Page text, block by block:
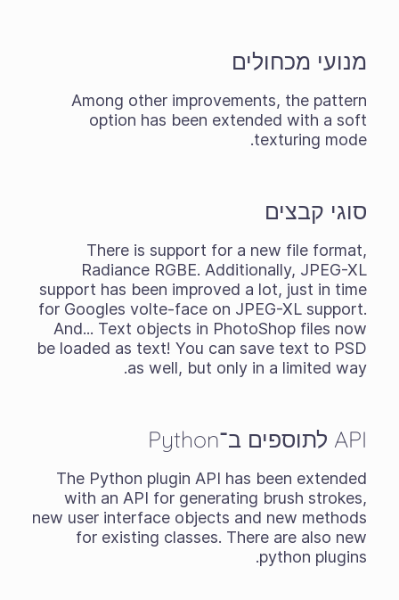
מנועי מכחולים
Among other improvements, the pattern
option has been extended with a soft
texturing mode.
סוגי קבצים
There is support for a new file format,
Radiance RGBE. Additionally, JPEG-XL
support has been improved a lot, just in time
for Googles volte-face on JPEG-XL support.
And... Text objects in PhotoShop files now
be loaded as text! You can save text to PSD
as well, but only in a limited way.
API לתוספים ב־Python
The Python plugin API has been extended
with an API for generating brush strokes,
new user interface objects and new methods
for existing classes. There are also new
python plugins.